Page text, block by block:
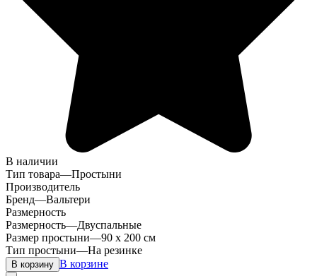
В наличии
Тип товара—Простыни
Производитель
Бренд—Вальтери
Размерность
Размерность—Двуспальные
Размер простыни—90 х 200 см
Тип простыни—На резинке
В корзину В корзине